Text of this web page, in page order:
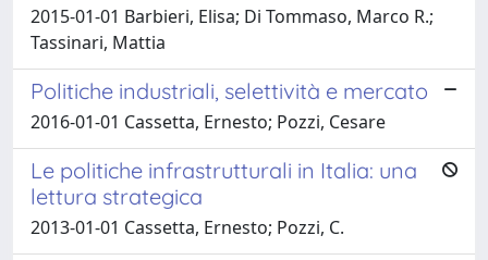
2015-01-01 Barbieri, Elisa; Di Tommaso, Marco R.;
Tassinari, Mattia
Politiche industriali, selettività e mercato
2016-01-01 Cassetta, Ernesto; Pozzi, Cesare
Le politiche infrastrutturali in Italia: una
lettura strategica
2013-01-01 Cassetta, Ernesto; Pozzi, C.